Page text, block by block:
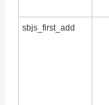
sbjs_first_add